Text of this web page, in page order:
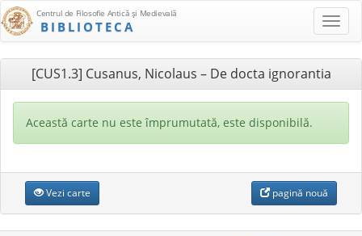
Centrul de Filosofie Antică şi Medievală
BIBLIOTECA
[CUS1.3] Cusanus, Nicolaus – De docta ignorantia
Această carte nu este împrumutată, este disponibilă.
Vezi carte pagină nouă